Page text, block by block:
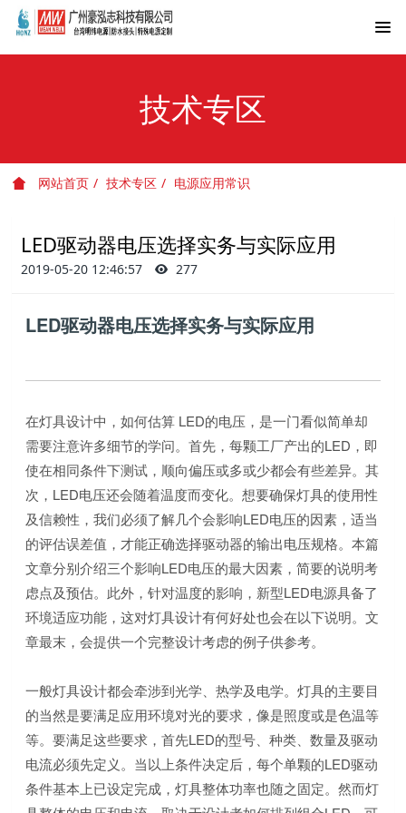
技术专区
网站首页 技术专区 电源应用常识
LED驱动器电压选择实务与实际应用
2019-05-20 12:46:57 277
LED驱动器电压选择实务与实际应用
在灯具设计中，如何估算 LED的电压，是一门看似简单却
需要注意许多细节的学问。首先，每颗工厂产出的LED，即
使在相同条件下测试，顺向偏压或多或少都会有些差异。其
次，LED电压还会随着温度而变化。想要确保灯具的使用性
及信赖性，我们必须了解几个会影响LED电压的因素，适当
的评估误差值，才能正确选择驱动器的输出电压规格。本篇
文章分别介绍三个影响LED电压的最大因素，简要的说明考
虑点及预估。此外，针对温度的影响，新型LED电源具备了
环境适应功能，这对灯具设计有何好处也会在以下说明。文
章最末，会提供一个完整设计考虑的例子供参考。
一般灯具设计都会牵涉到光学、热学及电学。灯具的主要目
的当然是要满足应用环境对光的要求，像是照度或是色温等
等。要满足这些要求，首先LED的型号、种类、数量及驱动
电流必须先定义。当以上条件决定后，每个单颗的LED驱动
条件基本上已设定完成，灯具整体功率也随之固定。然而灯